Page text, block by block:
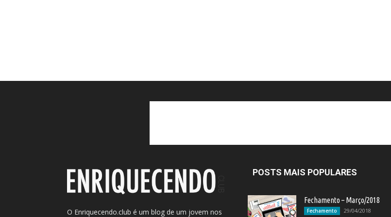
O Enriquecendo.club é um blog de um jovem nos
POSTS MAIS POPULARES
Fechamento – Março/2018
Fechamento 29/04/2018